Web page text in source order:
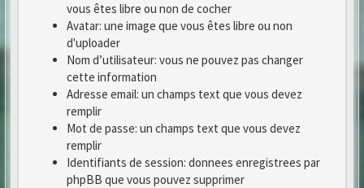
vous êtes libre ou non de cocher
Avatar: une image que vous êtes libre ou non
d'uploader
Nom d’utilisateur: vous ne pouvez pas changer
cette information
Adresse email: un champs text que vous devez
remplir
Mot de passe: un champs text que vous devez
remplir
Identifiants de session: donnees enregistrees par
phpBB que vous pouvez supprimer